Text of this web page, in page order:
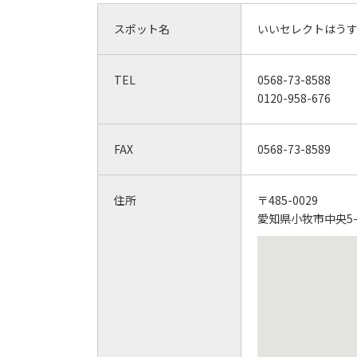
スポット名 いいセレクトはう
TEL
0568-73-8588
0120-958-676
FAX 0568-73-8589
住所
〒485-0029
愛知県小牧市中央